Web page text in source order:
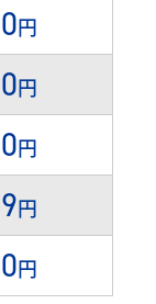
円
円
円
円
円